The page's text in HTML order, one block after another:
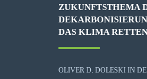
ZUKUNFTSTHEMA
DAS KLIMA
OLIVER D. DOLESKI IN